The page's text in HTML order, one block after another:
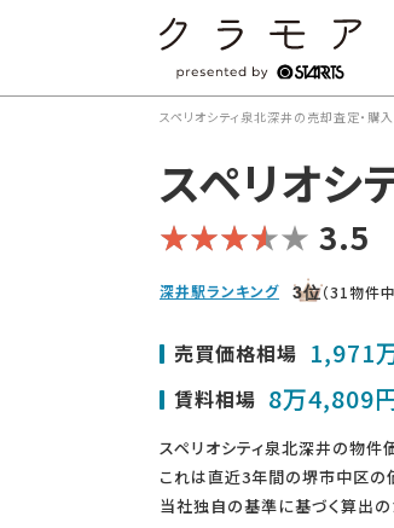
スペリオシティ泉北深井の売却査定・購
スペリオシ
3.5
深井駅ランキング 3位（31物件中
売買価格相場 1,971
賃料相場 8万4,809
スペリオシティ泉北深井の物件
これは直近3年間の堺市中区の
当社独自の基準に基づく算出の